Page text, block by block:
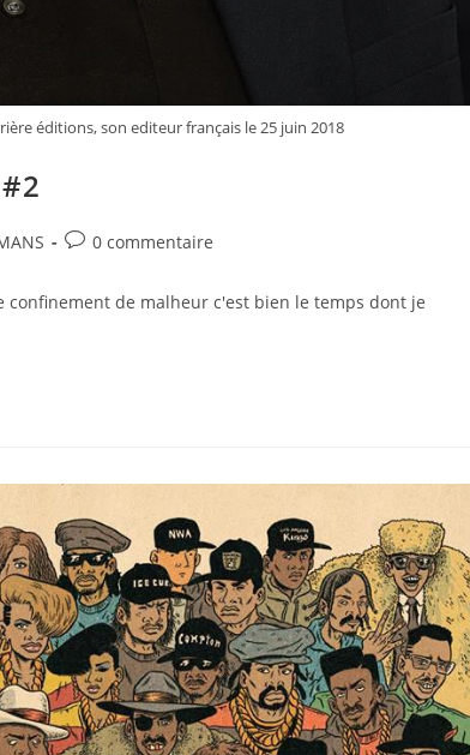
éditions, son editeur français le 25 juin 2018
0 commentaire
confinement de malheur c'est bien le temps dont je